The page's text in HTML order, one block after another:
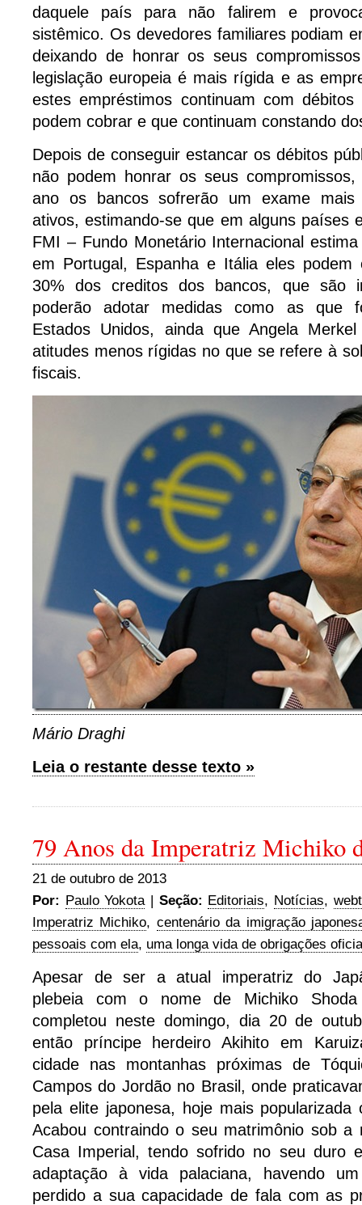
daquele país para não falirem e
sistêmico. Os devedores familiares podiam
deixando de honrar os seus
legislação europeia é mais rígida e as
estes empréstimos continuam com
podem cobrar e que continuam constando
Depois de conseguir estancar os débitos
não podem honrar os seus
ano os bancos sofrerão um exame mais
ativos, estimando-se que em alguns países
FMI – Fundo Monetário Internacional
em Portugal, Espanha e Itália eles
30% dos creditos dos bancos, que são
poderão adotar medidas como as que
Estados Unidos, ainda que Angela
atitudes menos rígidas no que se refere à
fiscais.
Mário Draghi
Leia o restante desse texto »
79 Anos da Imperatriz Michiko
21 de outubro de 2013
Por: Paulo Yokota| Seção: Editoriais, Notícias,
Imperatriz Michiko, centenário da imigração
pessoais com ela, uma longa vida de obrigações
Apesar de ser a atual imperatriz do
plebeia com o nome de Michiko
completou neste domingo, dia 20 de
então príncipe herdeiro Akihito em
cidade nas montanhas próximas de
Campos do Jordão no Brasil, onde
pela elite japonesa, hoje mais popularizada
Acabou contraindo o seu matrimônio sob a
Casa Imperial, tendo sofrido no seu duro
adaptação à vida palaciana, havendo
perdido a sua capacidade de fala com as